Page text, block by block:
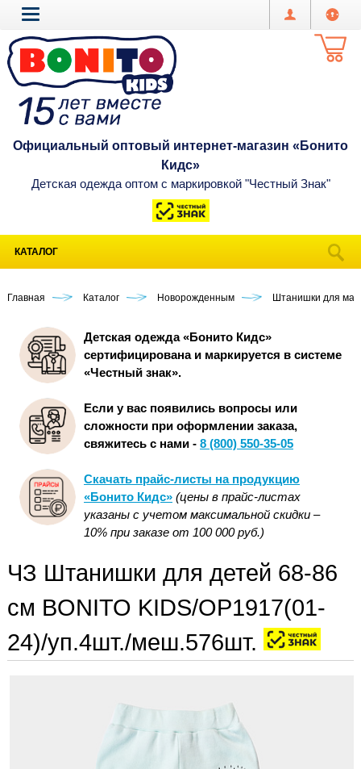
Официальный оптовый интернет-магазин «Бонито
Кидс»
Детская одежда оптом с маркировкой "Честный Знак"
КАТАЛОГ
Главная Каталог Новорожденным Штанишки для
Детская одежда «Бонито Кидс»
сертифицирована и маркируется в системе
«Честный знак».
Если у вас появились вопросы или
сложности при оформлении заказа,
свяжитесь с нами - 8 (800) 550-35-05
Скачать прайс-листы на продукцию
«Бонито Кидс» (цены в прайс-листах
указаны с учетом максимальной скидки –
10% при заказе от 100 000 руб.)
ЧЗ Штанишки для детей 68-86
см BONITO KIDS/OP1917(01-
24)/уп.4шт./меш.576шт.